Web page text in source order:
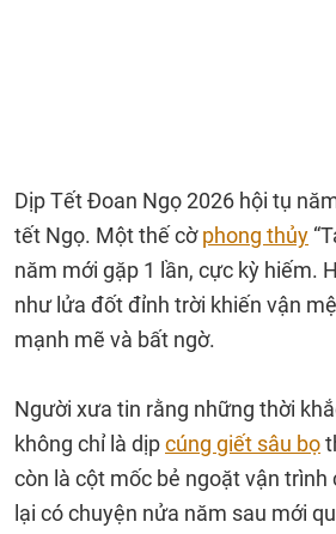
Dịp Tết Đoan Ngọ 2026 hội tụ
tết Ngọ. Một thế cờphong thủy
năm mới gặp 1 lần, cực kỳ hiếm.
như lửa đốt đỉnh trời khiến vận
mạnh mẽ và bất ngờ.
Người xưa tin rằng những thời
không chỉ là dịpcúng giết sâu bọ
còn là cột mốc bẻ ngoặt vận trình
lại có chuyện nửa năm sau mới